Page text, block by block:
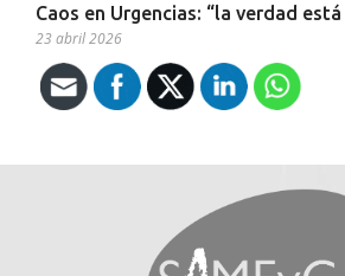
Caos en Urgencias: “la verdad
23 abril 2026